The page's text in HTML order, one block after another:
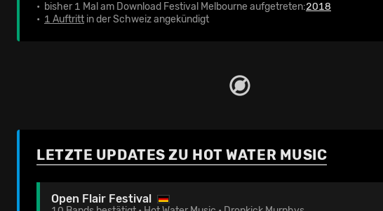
• bisher 1 Mal am Download Festival Melbourne aufgetreten:2018
• 1 Auftritt in der Schweiz angekündigt
LETZTE UPDATES ZU HOT WATER MUSIC
Open Flair Festival